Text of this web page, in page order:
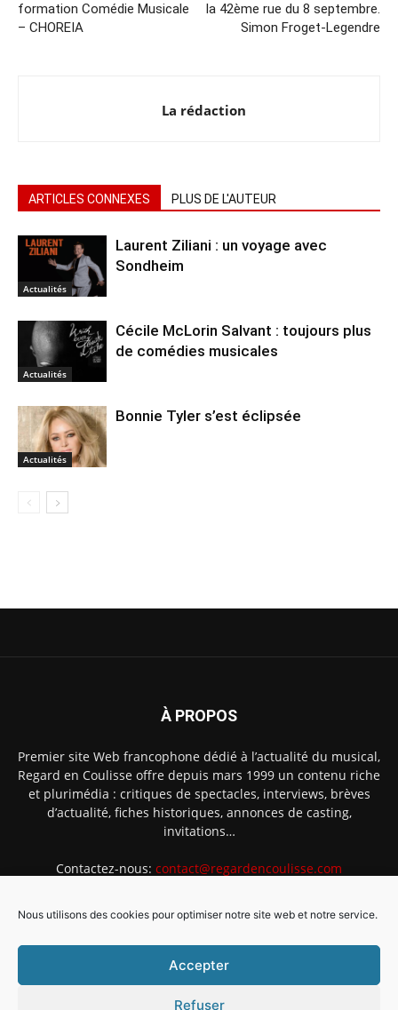
Nous utilisons des cookies pour optimiser notre site web et notre service.
Accepter
Refuser
formation Comédie Musicale
– CHOREIA
la 42ème rue du 8 septembre.
Simon Froget-Legendre
La rédaction
ARTICLES CONNEXES PLUS DE L'AUTEUR
Actualités
Laurent Ziliani : un voyage avec
Sondheim
Actualités
Cécile McLorin Salvant : toujours plus
de comédies musicales
Actualités
Bonnie Tyler s’est éclipsée
À PROPOS
Premier site Web francophone dédié à l’actualité du musical,
Regard en Coulisse offre depuis mars 1999 un contenu riche
et plurimédia : critiques de spectacles, interviews, brèves
d’actualité, fiches historiques, annonces de casting,
invitations…
Contactez-nous: contact@regardencoulisse.com